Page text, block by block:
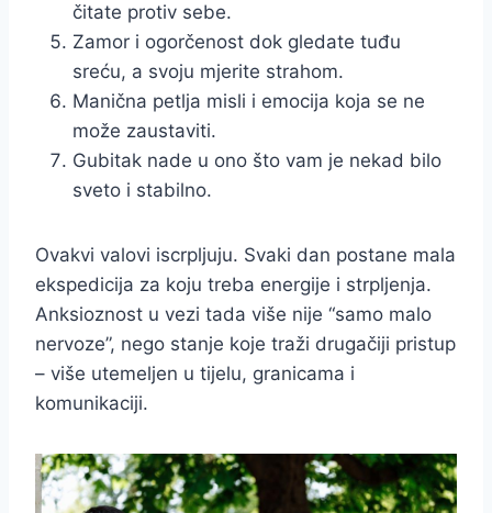
čitate protiv sebe.
Zamor i ogorčenost dok gledate tuđu
sreću, a svoju mjerite strahom.
Manična petlja misli i emocija koja se ne
može zaustaviti.
Gubitak nade u ono što vam je nekad bilo
sveto i stabilno.
Ovakvi valovi iscrpljuju. Svaki dan postane mala
ekspedicija za koju treba energije i strpljenja.
Anksioznost u vezi tada više nije “samo malo
nervoze”, nego stanje koje traži drugačiji pristup
– više utemeljen u tijelu, granicama i
komunikaciji.